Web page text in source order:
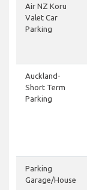
Air NZ Koru
Valet Car
Parking
Auckland-
Short Term
Parking
Parking
Garage/House